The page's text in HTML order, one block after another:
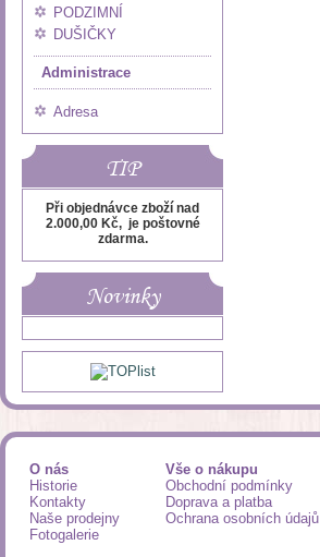
PODZIMNÍ
DUŠIČKY
Administrace
Adresa
TIP
Při objednávce zboží nad
2.000,00 Kč, je poštovné
zdarma.
Novinky
O nás
Historie
Kontakty
Naše prodejny
Fotogalerie
Vše o nákupu
Obchodní podmínky
Doprava a platba
Ochrana osobních údajů